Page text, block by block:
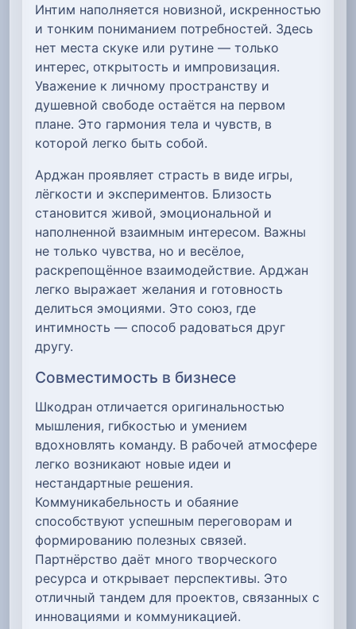
Интим наполняется новизной, искренностью
и тонким пониманием потребностей. Здесь
нет места скуке или рутине — только
интерес, открытость и импровизация.
Уважение к личному пространству и
душевной свободе остаётся на первом
плане. Это гармония тела и чувств, в
которой легко быть собой.
Арджан проявляет страсть в виде игры,
лёгкости и экспериментов. Близость
становится живой, эмоциональной и
наполненной взаимным интересом. Важны
не только чувства, но и весёлое,
раскрепощённое взаимодействие. Арджан
легко выражает желания и готовность
делиться эмоциями. Это союз, где
интимность — способ радоваться друг
другу.
Совместимость в бизнесе
Шкодран отличается оригинальностью
мышления, гибкостью и умением
вдохновлять команду. В рабочей атмосфере
легко возникают новые идеи и
нестандартные решения.
Коммуникабельность и обаяние
способствуют успешным переговорам и
формированию полезных связей.
Партнёрство даёт много творческого
ресурса и открывает перспективы. Это
отличный тандем для проектов, связанных с
инновациями и коммуникацией.